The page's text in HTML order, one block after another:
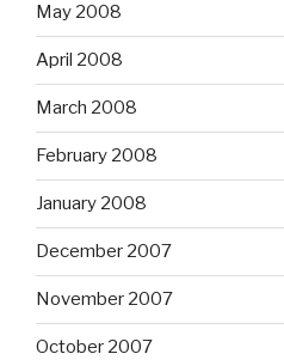
May 2008
April 2008
March 2008
February 2008
January 2008
December 2007
November 2007
October 2007